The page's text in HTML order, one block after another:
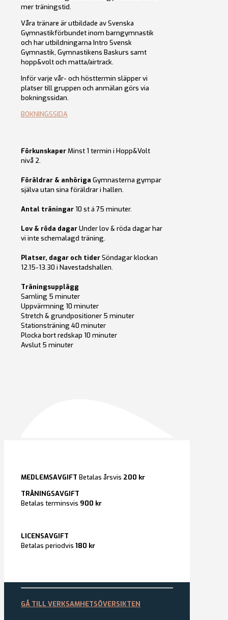
mer träningstid.
Våra tränare är utbildade av Svenska
Gymnastikförbundet inom barngymnastik
och har utbildningarna Intro Svensk
Gymnastik, Gymnastikens Baskurs samt
hopp&volt och matta/airtrack.
Inför varje vår- och hösttermin släpper vi
platser till gruppen och anmälan görs via
bokningssidan.
BOKNINGSSIDA
FörkunskaperMinst 1 termin i Hopp&Volt
nivå 2.
Föräldrar & anhöriga Gymnasterna gympar
själva utan sina föräldrar i hallen.
Antal träningar 10 st á 75 minuter.
Lov & röda dagarUnder lov & röda dagar har
vi inte schemalagd träning.
Platser, dagar och tiderSöndagar klockan
12.15-13.30 i Navestadshallen.
Träningsupplägg
Samling 5 minuter
Uppvärmning 10 minuter
Stretch & grundpositioner 5 minuter
Stationsträning 40 minuter
Plocka bort redskap 10 minuter
Avslut 5 minuter
MEDLEMSAVGIFT Betalas årsvis 200 kr
TRÄNINGSAVGIFT
Betalas terminsvis 900 kr
LICENSAVGIFT
Betalas periodvis 180 kr
GÅ TILL VERKSAMHETSÖVERSIKTEN